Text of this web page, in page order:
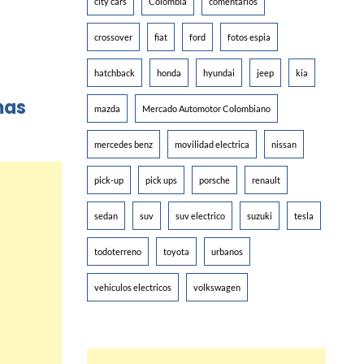
crossover fiat ford fotos espia
hatchback honda hyundai jeep kia
mazda Mercado Automotor Colombiano
mercedes benz movilidad electrica nissan
pick-up pick ups porsche renault
sedan suv suv electrico suzuki tesla
todoterreno toyota urbanos
vehiculos electricos volkswagen